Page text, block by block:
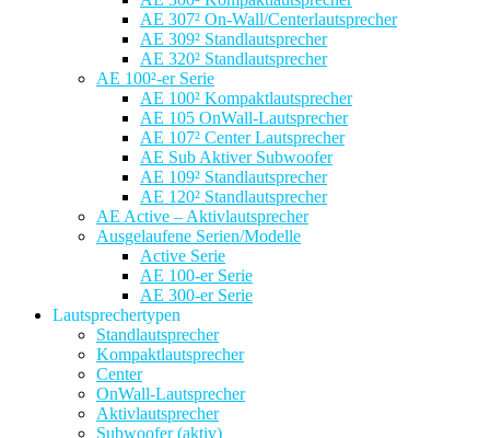
AE 307² On-Wall/Centerlautsprecher
AE 309² Standlautsprecher
AE 320² Standlautsprecher
AE 100²-er Serie
AE 100² Kompaktlautsprecher
AE 105 OnWall-Lautsprecher
AE 107² Center Lautsprecher
AE Sub Aktiver Subwoofer
AE 109² Standlautsprecher
AE 120² Standlautsprecher
AE Active – Aktivlautsprecher
Ausgelaufene Serien/Modelle
Active Serie
AE 100-er Serie
AE 300-er Serie
Lautsprechertypen
Standlautsprecher
Kompaktlautsprecher
Center
OnWall-Lautsprecher
Aktivlautsprecher
Subwoofer (aktiv)